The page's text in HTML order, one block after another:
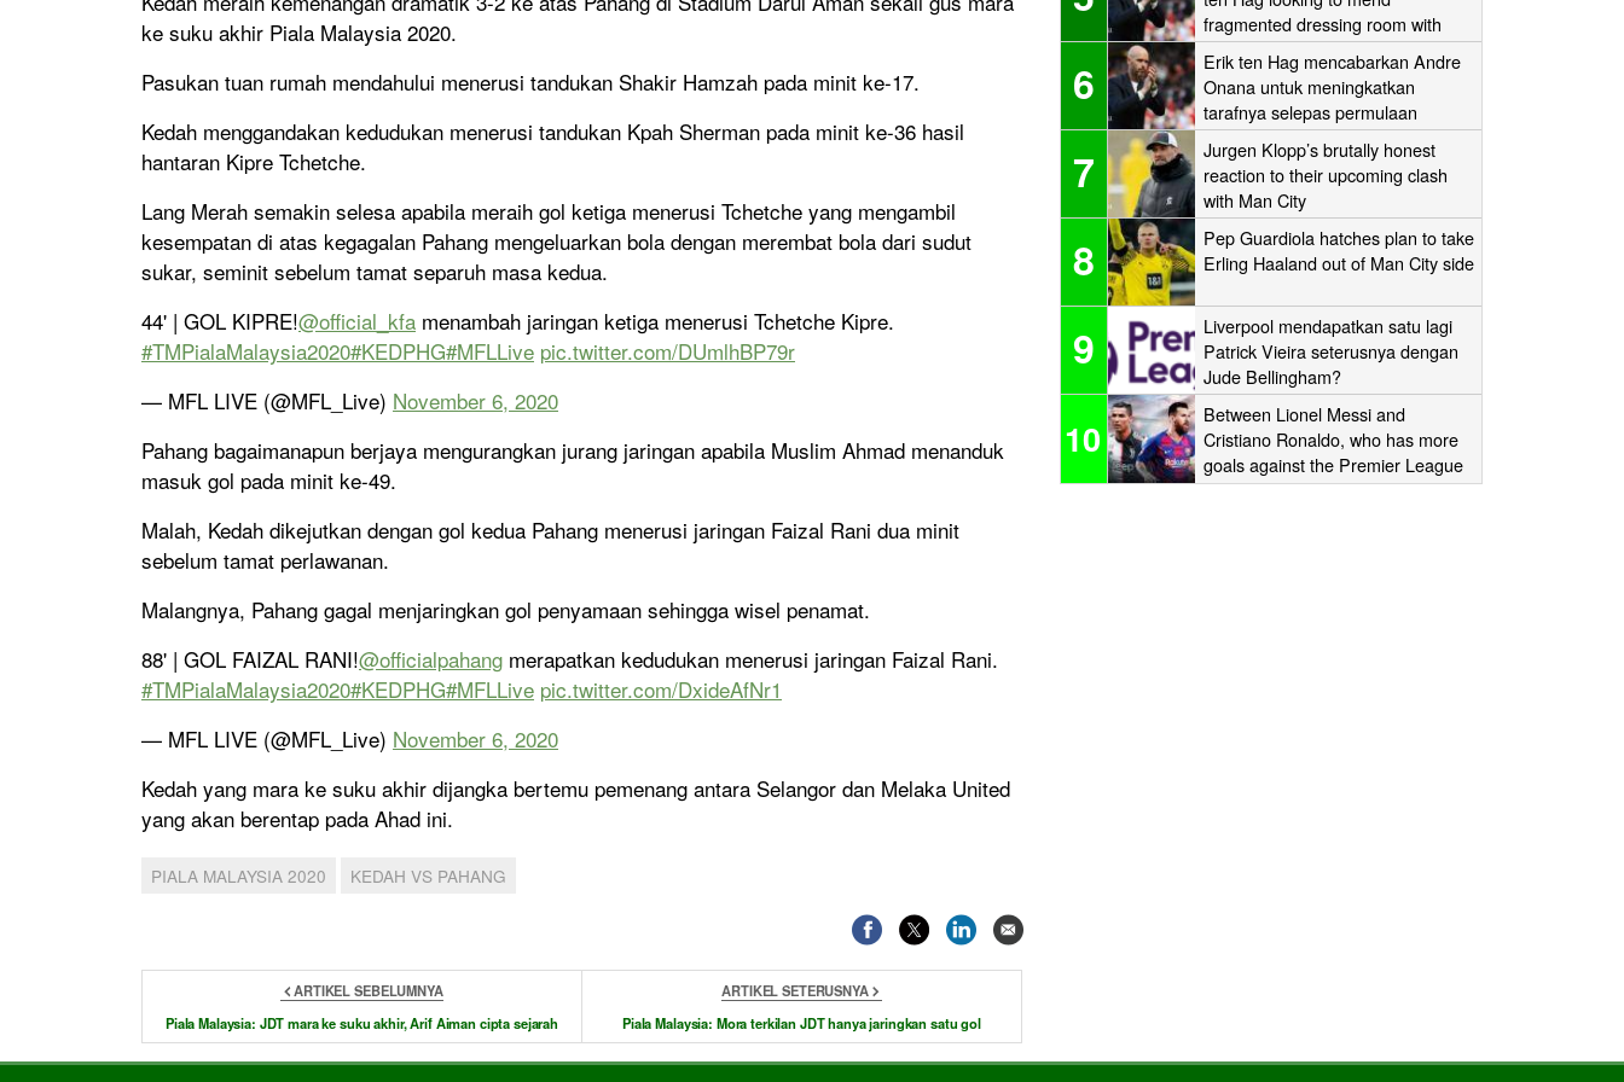
ke suku akhir Piala Malaysia 2020.
Pasukan tuan rumah mendahului menerusi tandukan Shakir Hamzah pada minit ke-17.
Kedah menggandakan kedudukan menerusi tandukan Kpah Sherman pada minit ke-36 hasil
hantaran Kipre Tchetche.
Lang Merah semakin selesa apabila meraih gol ketiga menerusi Tchetche yang mengambil
kesempatan di atas kegagalan Pahang mengeluarkan bola dengan merembat bola dari sudut
sukar, seminit sebelum tamat separuh masa kedua.
44' | GOL KIPRE!@official_kfa menambah jaringan ketiga menerusi Tchetche Kipre.
#TMPialaMalaysia2020#KEDPHG#MFLLive pic.twitter.com/DUmlhBP79r
— MFL LIVE (@MFL_Live) November 6, 2020
Pahang bagaimanapun berjaya mengurangkan jurang jaringan apabila Muslim Ahmad menanduk
masuk gol pada minit ke-49.
Malah, Kedah dikejutkan dengan gol kedua Pahang menerusi jaringan Faizal Rani dua minit
sebelum tamat perlawanan.
Malangnya, Pahang gagal menjaringkan gol penyamaan sehingga wisel penamat.
88' | GOL FAIZAL RANI!@officialpahang merapatkan kedudukan menerusi jaringan Faizal Rani.
#TMPialaMalaysia2020#KEDPHG#MFLLive pic.twitter.com/DxideAfNr1
— MFL LIVE (@MFL_Live) November 6, 2020
Kedah yang mara ke suku akhir dijangka bertemu pemenang antara Selangor dan Melaka United
yang akan berentap pada Ahad ini.
PIALA MALAYSIA 2020 KEDAH VS PAHANG
ARTIKEL SEBELUMNYA
Piala Malaysia: JDT mara ke suku akhir, Arif Aiman cipta sejarah
ARTIKEL SETERUSNYA
Piala Malaysia: Mora terkilan JDT hanya jaringkan satu gol
fragmented dressing room with
one-to-one sessions with his
players
6
Erik ten Hag mencabarkan Andre
Onana untuk meningkatkan
tarafnya selepas permulaan
sukarnya di Old Trafford
7
Jurgen Klopp’s brutally honest
reaction to their upcoming clash
with Man City
8
Pep Guardiola hatches plan to take
Erling Haaland out of Man City side
9
Liverpool mendapatkan satu lagi
Patrick Vieira seterusnya dengan
Jude Bellingham?
10
Between Lionel Messi and
Cristiano Ronaldo, who has more
goals against the Premier League
‘Big Six’?